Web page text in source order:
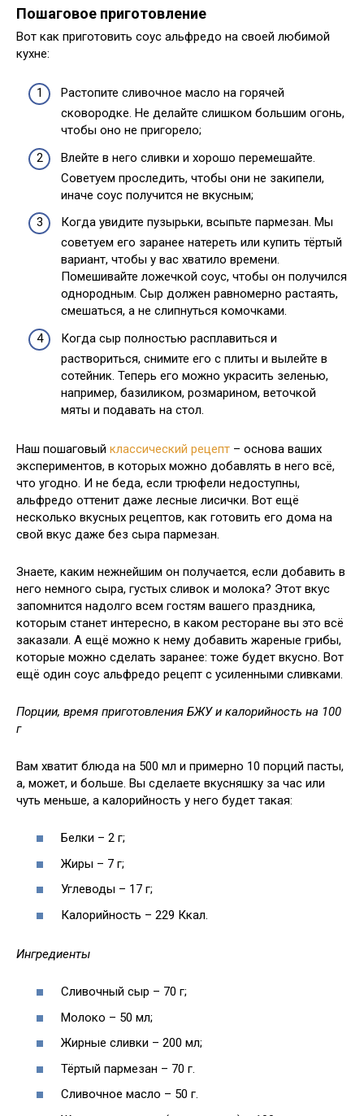
Пошаговое приготовление
Вот как приготовить соус альфредо на своей любимой
кухне:
Растопите сливочное масло на горячей
сковородке. Не делайте слишком большим огонь,
чтобы оно не пригорело;
Влейте в него сливки и хорошо перемешайте.
Советуем проследить, чтобы они не закипели,
иначе соус получится не вкусным;
Когда увидите пузырьки, всыпьте пармезан. Мы
советуем его заранее натереть или купить тёртый
вариант, чтобы у вас хватило времени.
Помешивайте ложечкой соус, чтобы он получился
однородным. Сыр должен равномерно растаять,
смешаться, а не слипнуться комочками.
Когда сыр полностью расплавиться и
раствориться, снимите его с плиты и вылейте в
сотейник. Теперь его можно украсить зеленью,
например, базиликом, розмарином, веточкой
мяты и подавать на стол.
Наш пошаговый классический рецепт – основа ваших
экспериментов, в которых можно добавлять в него всё,
что угодно. И не беда, если трюфели недоступны,
альфредо оттенит даже лесные лисички. Вот ещё
несколько вкусных рецептов, как готовить его дома на
свой вкус даже без сыра пармезан.
Знаете, каким нежнейшим он получается, если добавить в
него немного сыра, густых сливок и молока? Этот вкус
запомнится надолго всем гостям вашего праздника,
которым станет интересно, в каком ресторане вы это всё
заказали. А ещё можно к нему добавить жареные грибы,
которые можно сделать заранее: тоже будет вкусно. Вот
ещё один соус альфредо рецепт с усиленными сливками.
Порции, время приготовления БЖУ и калорийность на 100
г
Вам хватит блюда на 500 мл и примерно 10 порций пасты,
а, может, и больше. Вы сделаете вкусняшку за час или
чуть меньше, а калорийность у него будет такая:
Белки – 2 г;
Жиры – 7 г;
Углеводы – 17 г;
Калорийность – 229 Ккал.
Ингредиенты
Сливочный сыр – 70 г;
Молоко – 50 мл;
Жирные сливки – 200 мл;
Тёртый пармезан – 70 г.
Сливочное масло – 50 г.